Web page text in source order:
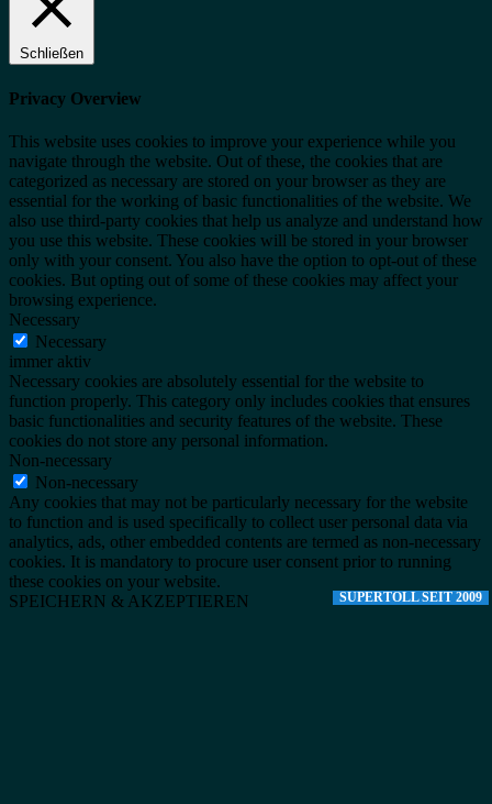
SUPERTOLL SEIT 2009
Schließen
Privacy Overview
This website uses cookies to improve your experience while you
navigate through the website. Out of these, the cookies that are
categorized as necessary are stored on your browser as they are
essential for the working of basic functionalities of the website. We
also use third-party cookies that help us analyze and understand how
you use this website. These cookies will be stored in your browser
only with your consent. You also have the option to opt-out of these
cookies. But opting out of some of these cookies may affect your
browsing experience.
Necessary
Necessary
immer aktiv
Necessary cookies are absolutely essential for the website to
function properly. This category only includes cookies that ensures
basic functionalities and security features of the website. These
cookies do not store any personal information.
Non-necessary
Non-necessary
Any cookies that may not be particularly necessary for the website
to function and is used specifically to collect user personal data via
analytics, ads, other embedded contents are termed as non-necessary
cookies. It is mandatory to procure user consent prior to running
these cookies on your website.
SPEICHERN & AKZEPTIEREN